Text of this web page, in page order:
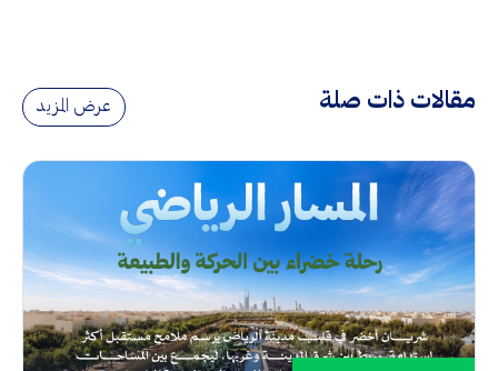
مقالات ذات صلة عرض المزيد